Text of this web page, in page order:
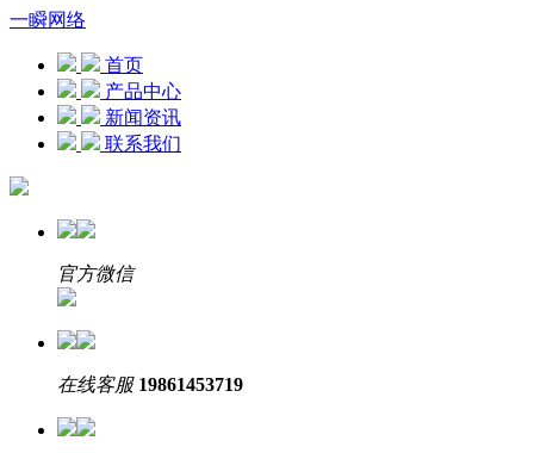
一瞬网络
首页
产品中心
新闻资讯
联系我们
官方微信
在线客服 19861453719